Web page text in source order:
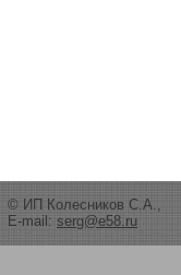
© ИП Колесников С.А.,
E-mail: serg@e58.ru